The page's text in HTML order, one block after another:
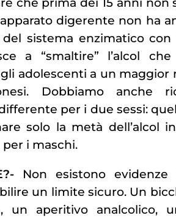
che prima dei 15 anni non
digerente non ha
del sistema enzimatico
a “smaltire” l’alcol
adolescenti a un maggior
Dobbiamo anche
per i due sessi:
solo la metà dell’alcol
i maschi.
Non esistono evidenze
un limite sicuro. Un
un aperitivo analcolico,